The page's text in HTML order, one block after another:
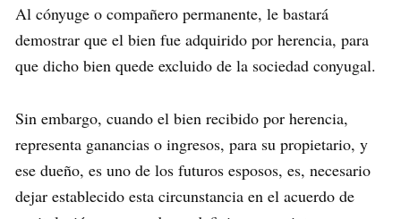
Al cónyuge o compañero permanente, le bastará
demostrar que el bien fue adquirido por herencia, para
que dicho bien quede excluido de la sociedad conyugal.
Sin embargo, cuando el bien recibido por herencia,
representa ganancias o ingresos, para su propietario, y
ese dueño, es uno de los futuros esposos, es, necesario
dejar establecido esta circunstancia en el acuerdo de